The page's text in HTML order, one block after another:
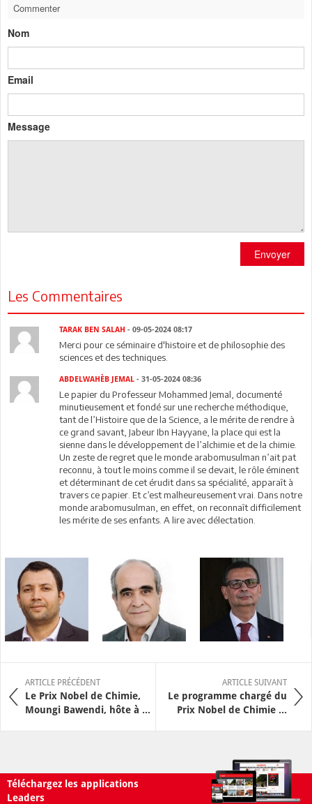
Commenter
Nom
Email
Message
Envoyer
Les Commentaires
TARAK BEN SALAH - 09-05-2024 08:17
Merci pour ce séminaire d'histoire et de philosophie des
sciences et des techniques.
ABDELWAHÈB JEMAL- 31-05-2024 08:36
Le papier du Professeur Mohammed Jemal, documenté
minutieusement et fondé sur une recherche méthodique,
tant de l’Histoire que de la Science, a le mérite de rendre à
ce grand savant, Jabeur Ibn Hayyane, la place qui est la
sienne dans le développement de l’alchimie et de la chimie.
Un zeste de regret que le monde arabomusulman n’ait pat
reconnu, à tout le moins comme il se devait, le rôle éminent
et déterminant de cet érudit dans sa spécialité, apparaît à
travers ce papier. Et c’est malheureusement vrai. Dans notre
monde arabomusulman, en effet, on reconnaît difficilement
les mérite de ses enfants. A lire avec délectation.
ARTICLE PRÉCÉDENT
Le Prix Nobel de Chimie,
Moungi Bawendi, hôte à ...
ARTICLE SUIVANT
Le programme chargé du
Prix Nobel de Chimie ...
Téléchargez les applications
Leaders